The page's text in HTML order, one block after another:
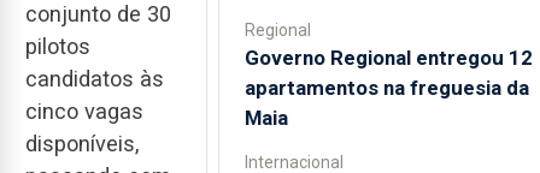
conjunto de 30
pilotos
candidatos às
cinco vagas
disponíveis,
Regional
Governo Regional entregou 12
apartamentos na freguesia da
Maia
Internacional